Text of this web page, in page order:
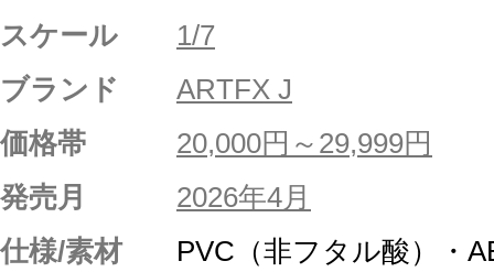
スケール
1/7
ブランド
ARTFX J
価格帯
20,000円～29,999円
発売月
2026年4月
仕様/素材
PVC（非フタル酸）・